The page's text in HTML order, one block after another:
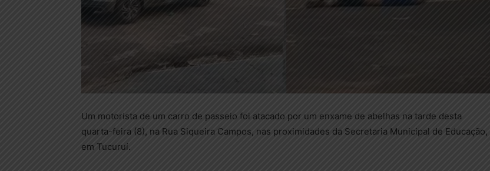
Um motorista de um carro de passeio foi atacado por um enxame de abelhas na tarde desta
quarta-feira (8), na Rua Siqueira Campos, nas proximidades da Secretaria Municipal de Educação,
em Tucuruí.